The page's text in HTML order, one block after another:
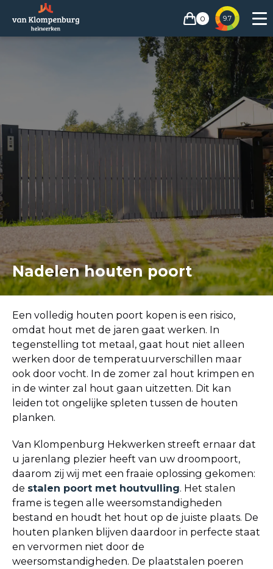
0 9.7
Nadelen houten poort
Een volledig houten poort kopen is een risico,
omdat hout met de jaren gaat werken. In
tegenstelling tot metaal, gaat hout niet alleen
werken door de temperatuurverschillen maar
ook door vocht. In de zomer zal hout krimpen en
in de winter zal hout gaan uitzetten. Dit kan
leiden tot ongelijke spleten tussen de houten
planken.
Van Klompenburg Hekwerken streeft ernaar dat
u jarenlang plezier heeft van uw droompoort,
daarom zij wij met een fraaie oplossing gekomen:
de stalen poort met houtvulling. Het stalen
frame is tegen alle weersomstandigheden
bestand en houdt het hout op de juiste plaats. De
houten planken blijven daardoor in perfecte staat
en vervormen niet door de
weersomstandigheden. De plaatstalen poeren